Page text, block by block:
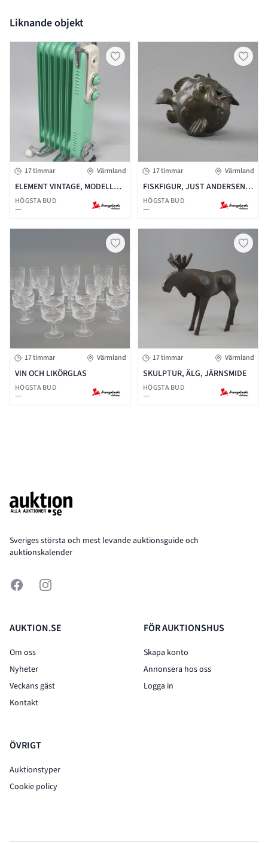
Liknande objekt
17 timmar Värmland
ELEMENT VINTAGE, MODELL
8250, 1950
TALSRETRODESIGN.
HÖGSTA BUD
—
17 timmar Värmland
FISKFIGUR, JUST ANDERSEN,
DANMARK
HÖGSTA BUD
—
17 timmar Värmland
VIN OCH LIKÖRGLAS
HÖGSTA BUD
—
17 timmar Värmland
SKULPTUR, ÄLG, JÄRNSMIDE
HÖGSTA BUD
—
Sveriges största och mest levande auktionsguide och
auktionskalender
FacebookInstagram
AUKTION.SE
Om oss
Nyheter
Veckans gäst
Kontakt
ÖVRIGT
Auktionstyper
Cookie policy
FÖR AUKTIONSHUS
Skapa konto
Annonsera hos oss
Logga in